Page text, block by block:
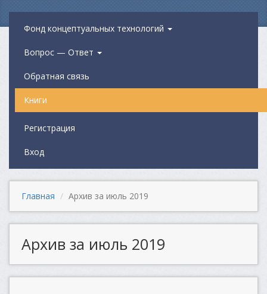
Фонд концептуальных технологий
Вопрос — Ответ
Обратная связь
Книги
Регистрация
Вход
Главная Архив за июль 2019
Архив за июль 2019